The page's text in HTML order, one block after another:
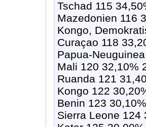
Tschad 115
Mazedonien 116
Kongo,
Curaçao 118
Papua-
Mali 120 32,10%
Ruanda 121
Kongo 122
Benin 123
Sierra Leone 124